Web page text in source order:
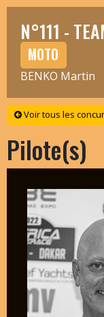
N°111 -
MOTO
BENKO Martin
Voir tous les
Pilote(s)